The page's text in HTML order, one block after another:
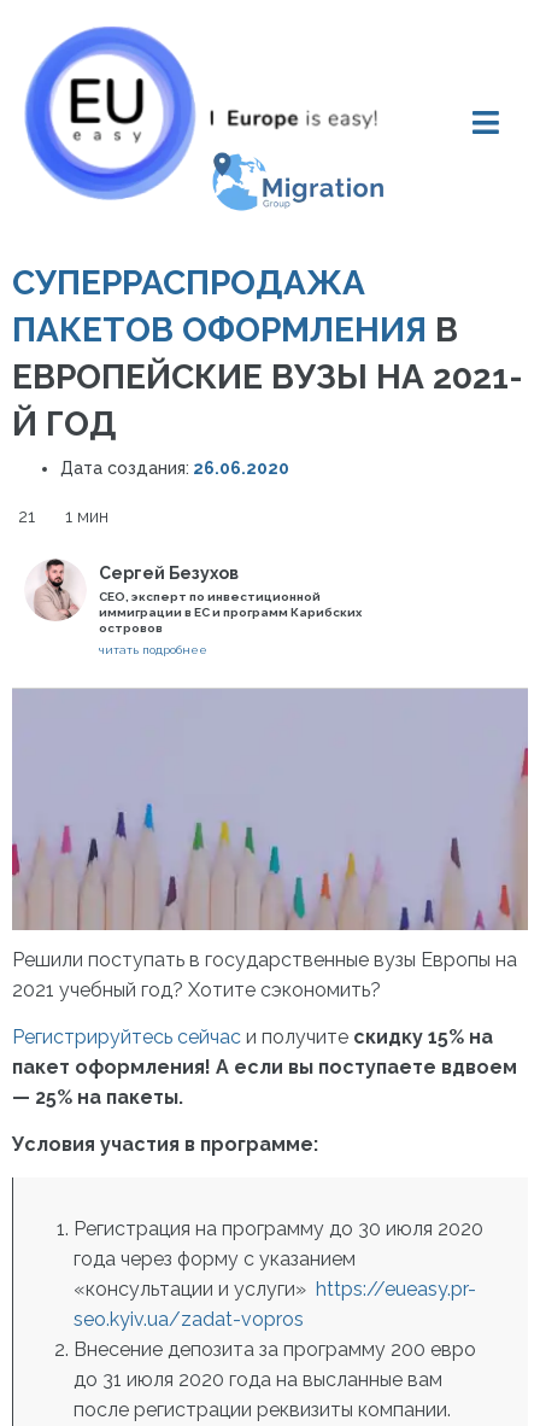
СУПЕРРАСПРОДАЖА
ПАКЕТОВ ОФОРМЛЕНИЯ В
ЕВРОПЕЙСКИЕ ВУЗЫ НА 2021-
Й ГОД
Дата создания: 26.06.2020
21 1 мин
Сергей Безухов
СЕО, эксперт по инвестиционной
иммиграции в ЕС и программ Карибских
островов
читать подробнее
Решили поступать в государственные вузы Европы на
2021 учебный год? Хотите сэкономить?
Регистрируйтесь сейчас и получите скидку 15% на
пакет оформления! А если вы поступаете вдвоем
— 25% на пакеты.
Условия участия в программе:
Регистрация на программу до 30 июля 2020
года через форму с указанием
«консультации и услуги» https://eueasy.pr-
seo.kyiv.ua/zadat-vopros
Внесение депозита за программу 200 евро
до 31 июля 2020 года на высланные вам
после регистрации реквизиты компании.